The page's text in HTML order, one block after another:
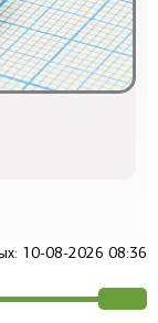
10-08-2026 08:36